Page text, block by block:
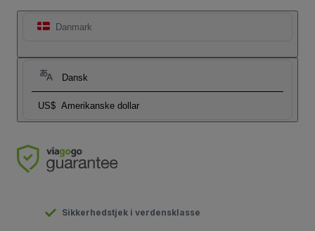
Danmark
Dansk
US$ Amerikanske dollar
Sikkerhedstjek i verdensklasse